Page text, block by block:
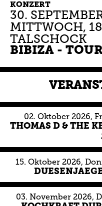
KONZERT
30.
MITTWOCH,
TALSCHOCK
BIBIZA -
02. Oktober 2026,
THOMAS D & THE
15. Oktober 2026,
03. November 2026,